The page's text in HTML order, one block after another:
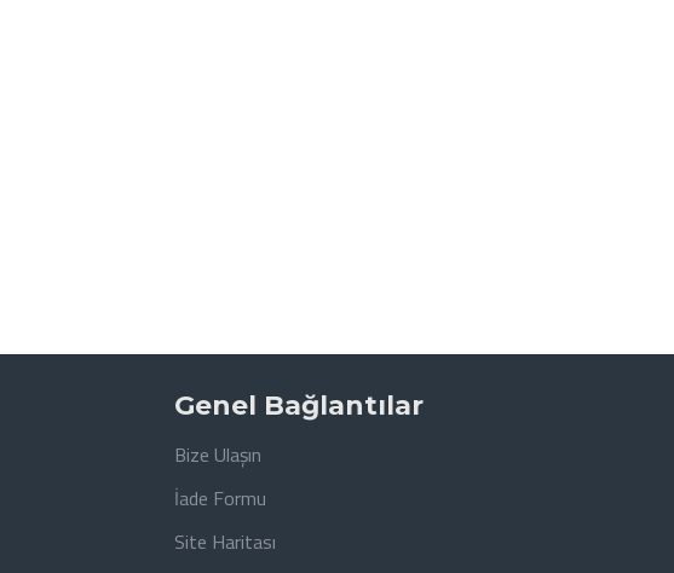
Genel Bağlantılar
Bize Ulaşın
İade Formu
Site Haritası